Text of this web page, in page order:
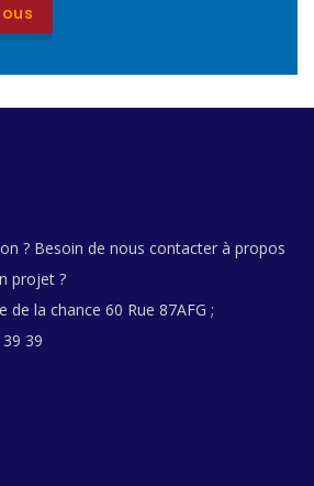
? Besoin de nous contacter à propos
projet ?
de la chance 60 Rue 87AFG ;
39